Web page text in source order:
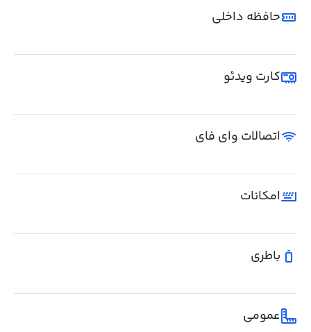
حافظه داخلی
کارت ویدئو
اتصالات وای فای
امکانات
باطری
عمومی